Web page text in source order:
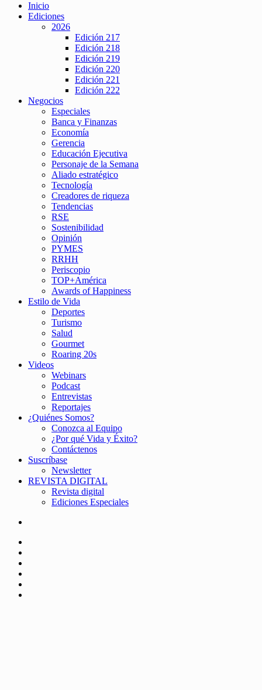
Inicio
Ediciones
2026
Edición 217
Edición 218
Edición 219
Edición 220
Edición 221
Edición 222
Negocios
Especiales
Banca y Finanzas
Economía
Gerencia
Educación Ejecutiva
Personaje de la Semana
Aliado estratégico
Tecnología
Creadores de riqueza
Tendencias
RSE
Sostenibilidad
Opinión
PYMES
RRHH
Periscopio
TOP+América
Awards of Happiness
Estilo de Vida
Deportes
Turismo
Salud
Gourmet
Roaring 20s
Videos
Webinars
Podcast
Entrevistas
Reportajes
¿Quiénes Somos?
Conozca al Equipo
¿Por qué Vida y Éxito?
Contáctenos
Suscríbase
Newsletter
REVISTA DIGITAL
Revista digital
Ediciones Especiales